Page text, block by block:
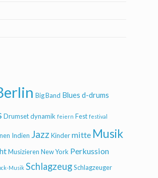
Big Band Blues d-drums
Drumsetdynamik feiern Fest festival
Indien Jazz Kindermitte Musik
Musizieren New York Perkussion
Musik SchlagzeugSchlagzeuger